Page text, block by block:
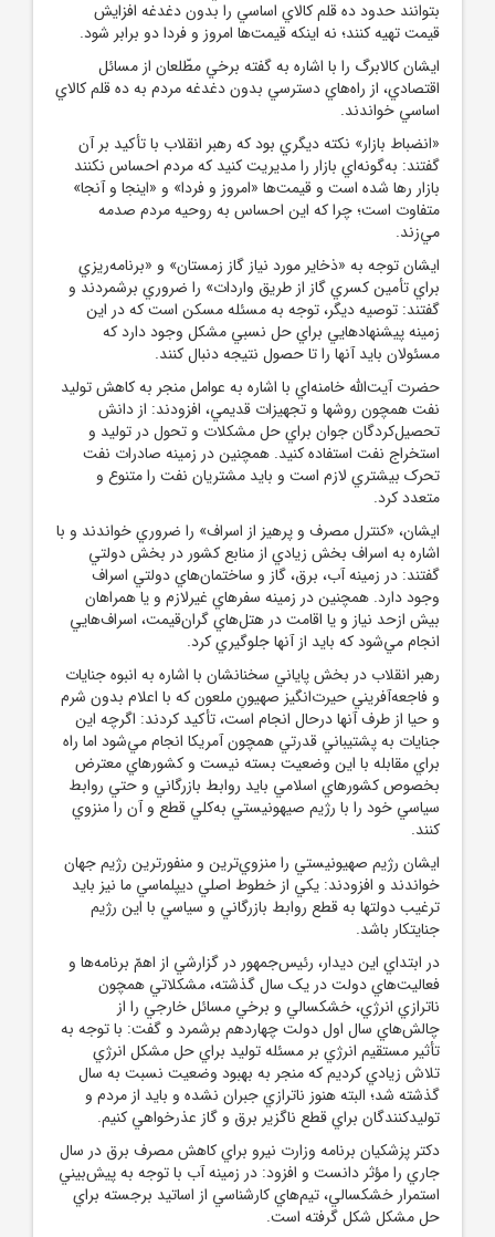
بتوانند حدود ده قلم کالاي اساسي را بدون دغدغه افزايش
قيمت تهيه کنند؛ نه اينکه قيمت‌ها امروز و فردا دو برابر شود.
ايشان کالابرگ را با اشاره به گفته برخي مطّلعان از مسائل
اقتصادي، از راه‌هاي دسترسي بدون دغدغه مردم به ده قلم کالاي
اساسي خواندند.
«انضباط بازار» نکته ديگري بود که رهبر انقلاب با تأکيد بر آن
گفتند: به‌گونه‌اي بازار را مديريت کنيد که مردم احساس نکنند
بازار رها شده است و قيمت‌ها «امروز و فردا» و «اينجا و آنجا»
متفاوت است؛ چرا که اين احساس به روحيه مردم صدمه
مي‌زند.
ايشان توجه به «ذخاير مورد نياز گاز زمستان» و «برنامه‌ريزي
براي تأمين کسري گاز از طريق واردات» را ضروري برشمردند و
گفتند: توصيه ديگر، توجه به مسئله مسکن است که در اين
زمينه پيشنهادهايي براي حل نسبي مشکل وجود دارد که
مسئولان بايد آنها را تا حصول نتيجه دنبال کنند.
حضرت آيت‌الله خامنه‌اي با اشاره به عوامل منجر به کاهش توليد
نفت همچون روشها و تجهيزات قديمي، افزودند: از دانش
تحصيل‌کردگان جوان براي حل مشکلات و تحول در توليد و
استخراج نفت استفاده کنيد. همچنين در زمينه صادرات نفت
تحرک بيشتري لازم است و بايد مشتريان نفت را متنوع و
متعدد کرد.
ايشان، «کنترل مصرف و پرهيز از اسراف» را ضروري خواندند و با
اشاره به اسراف بخش زيادي از منابع کشور در بخش دولتي
گفتند: در زمينه آب، برق، گاز و ساختمان‌هاي دولتي اسراف
وجود دارد. همچنين در زمينه سفرهاي غيرلازم و يا همراهان
بيش ازحد نياز و يا اقامت در هتل‌هاي گران‌قيمت، اسراف‌هايي
انجام مي‌شود که بايد از آنها جلوگيري کرد.
رهبر انقلاب در بخش پاياني سخنانشان با اشاره به انبوه جنايات
و فاجعه‌آفريني حيرت‌انگيز صهيونِ ملعون که با اعلام بدون شرم
و حيا از طرف آنها درحال انجام است، تأکيد کردند: اگرچه اين
جنايات به پشتيباني قدرتي همچون آمريکا انجام مي‌شود اما راه
براي مقابله با اين وضعيت بسته نيست و کشورهاي معترض
بخصوص کشورهاي اسلامي بايد روابط بازرگاني و حتي روابط
سياسي خود را با رژيم صيهونيستي به‌کلي قطع و آن را منزوي
کنند.
ايشان رژيم صهيونيستي را منزوي‌ترين و منفورترين رژيم جهان
خواندند و افزودند: يکي از خطوط اصلي ديپلماسي ما نيز بايد
ترغيب دولتها به قطع روابط بازرگاني و سياسي با اين رژيم
جنايتکار باشد.
در ابتداي اين ديدار، رئيس‌جمهور در گزارشي از اهمّ برنامه‌ها و
فعاليت‌هاي دولت در يک سال گذشته، مشکلاتي همچون
ناترازي انرژي، خشکسالي و برخي مسائل خارجي را از
چالش‌هاي سال اول دولت چهاردهم برشمرد و گفت: با توجه به
تأثير مستقيم انرژي بر مسئله توليد براي حل مشکل انرژي
تلاش زيادي کرديم که منجر به بهبود وضعيت نسبت به سال
گذشته شد؛ البته هنوز ناترازي جبران نشده و بايد از مردم و
توليدکنندگان براي قطع ناگزير برق و گاز عذرخواهي کنيم.
دکتر پزشکيان برنامه وزارت نيرو براي کاهش مصرف برق در سال
جاري را مؤثر دانست و افزود: در زمينه آب با توجه به پيش‌بيني
استمرار خشکسالي، تيم‌هاي کارشناسي از اساتيد برجسته براي
حل مشکل شکل گرفته است.